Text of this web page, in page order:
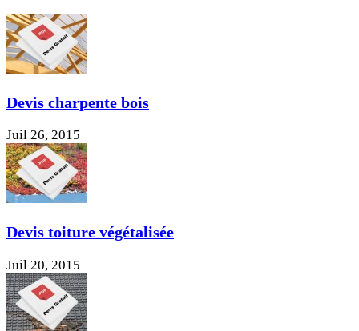
Devis charpente bois
Juil 26, 2015
Devis toiture végétalisée
Juil 20, 2015